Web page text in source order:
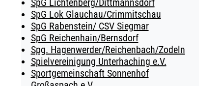
SpG Lichtenberg/Dittmannsdorf
SpG Lok Glauchau/Crimmitschau
SpG Rabenstein/ CSV Siegmar
SpG Reichenhain/Bernsdorf
Spg. Hagenwerder/Reichenbach/Zodeln
Spielvereinigung Unterhaching e.V.
Sportgemeinschaft Sonnenhof